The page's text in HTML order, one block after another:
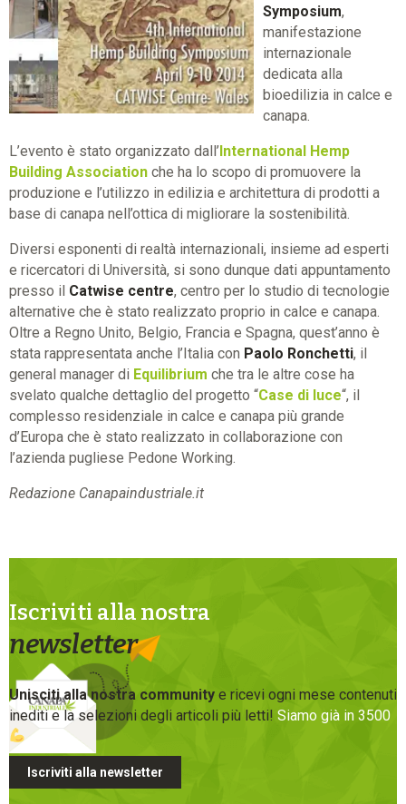
Symposium,
manifestazione
internazionale
dedicata alla
bioedilizia in calce e
canapa.
L’evento è stato organizzato dall’International Hemp
Building Association che ha lo scopo di promuovere la
produzione e l’utilizzo in edilizia e architettura di prodotti a
base di canapa nell’ottica di migliorare la sostenibilità.
Diversi esponenti di realtà internazionali, insieme ad esperti
e ricercatori di Università, si sono dunque dati appuntamento
presso il Catwise centre, centro per lo studio di tecnologie
alternative che è stato realizzato proprio in calce e canapa.
Oltre a Regno Unito, Belgio, Francia e Spagna, quest’anno è
stata rappresentata anche l’Italia con Paolo Ronchetti, il
general manager di Equilibrium che tra le altre cose ha
svelato qualche dettaglio del progetto “Case di luce“, il
complesso residenziale in calce e canapa più grande
d’Europa che è stato realizzato in collaborazione con
l’azienda pugliese Pedone Working.
Redazione Canapaindustriale.it
Iscriviti alla nostra
newsletter
Unisciti alla nostra community e ricevi ogni mese contenuti
inediti e la selezioni degli articoli più letti! Siamo già in 3500
Iscriviti alla newsletter